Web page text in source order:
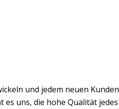
und jedem neuen Kunden
uns, die hohe Qualität jedes